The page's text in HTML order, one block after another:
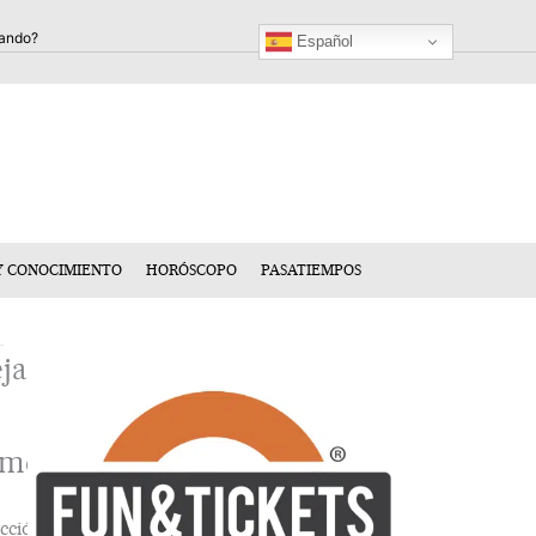
Español
CONOCIMIENTO HORÓSCOPO PASATIEMPOS